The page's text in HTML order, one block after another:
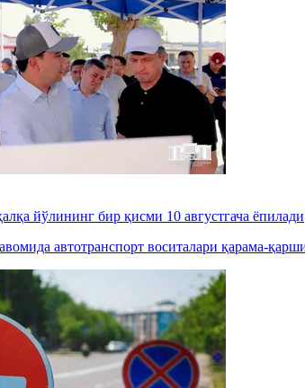
йўлининг бир қисми 10 августгача ёпилади
автотранспорт воситалари қарама-